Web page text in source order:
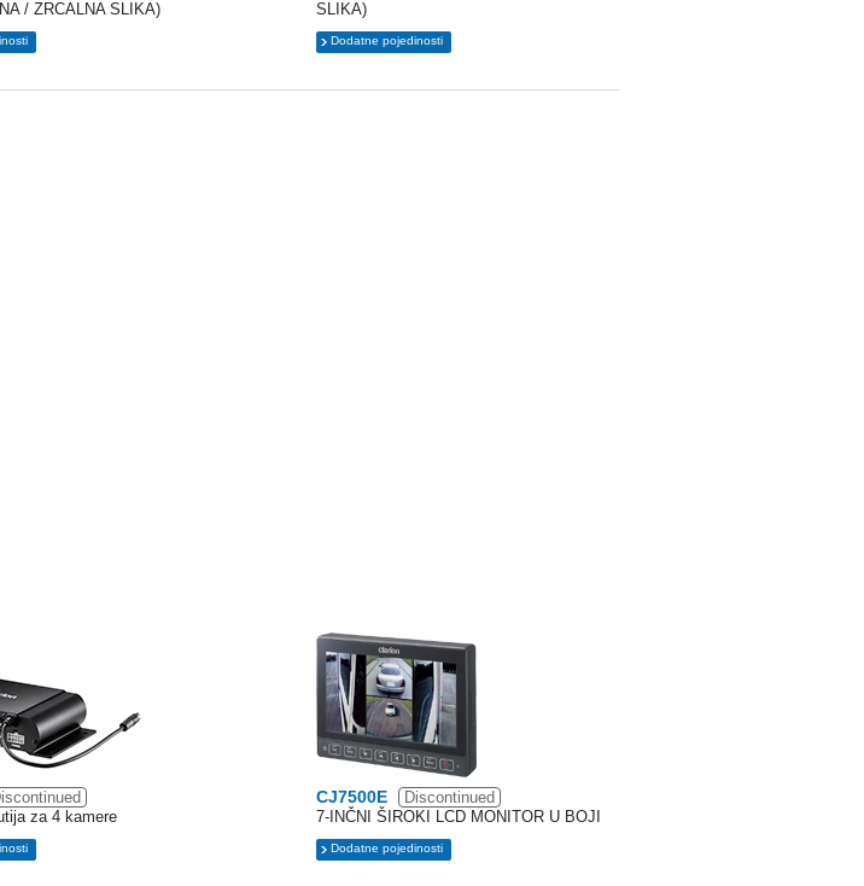
/ ZRCALNA SLIKA)
SLIKA)
Dodatne pojedinosti
za 4 kamere
CJ7500E
Discontinued
7-INČNI ŠIROKI LCD MONITOR U BOJI
Dodatne pojedinosti